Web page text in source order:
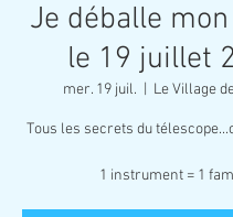
Je déballe
le 19 juillet
mer. 19 juil. Le Village
Tous les secrets du
1 instrument = 1